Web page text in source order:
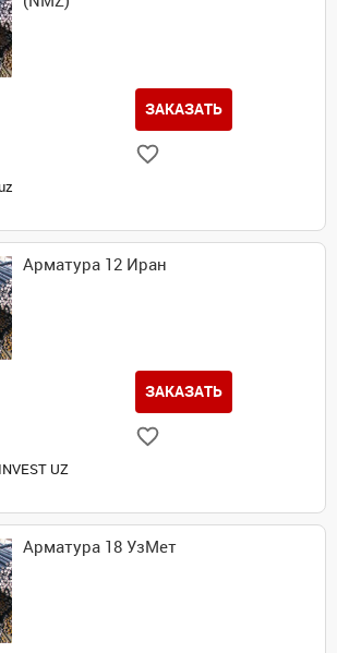
ЗАКАЗАТЬ
Арматура 12 Иран
ЗАКАЗАТЬ
UZ
Арматура 18 УзМет